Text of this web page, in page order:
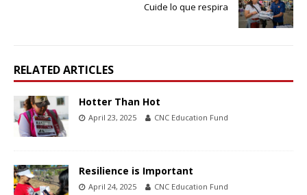
Cuide lo que respira
RELATED ARTICLES
Hotter Than Hot
April 23, 2025 CNC Education Fund
Resilience is Important
April 24, 2025 CNC Education Fund